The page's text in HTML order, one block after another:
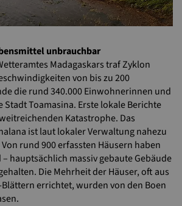
unbrauchbar
Madagaskars traf Zyklon
von bis zu 200
die rund 340.000 Einwohnerinnen und
Toamasina. Erste lokale Berichte
Katastrophe. Das
ist laut lokaler Verwaltung nahezu
rund 900 erfassten Häusern haben
hauptsächlich massiv gebaute Gebäude
Die Mehrheit der Häuser, oft aus
errichtet, wurden von den Boen